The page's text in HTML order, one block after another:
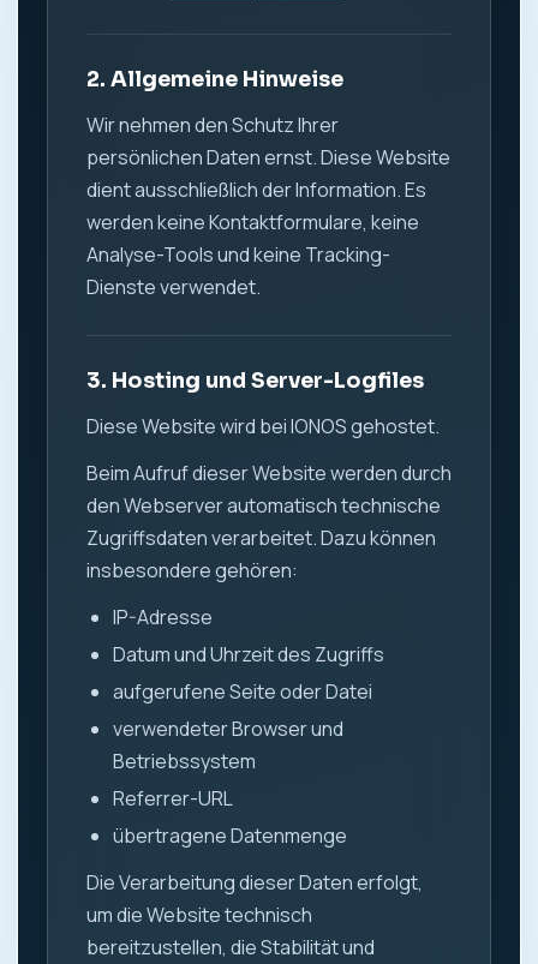
2. Allgemeine Hinweise
Wir nehmen den Schutz Ihrer
persönlichen Daten ernst. Diese Website
dient ausschließlich der Information. Es
werden keine Kontaktformulare, keine
Analyse-Tools und keine Tracking-
Dienste verwendet.
3. Hosting und Server-Logfiles
Diese Website wird bei IONOS gehostet.
Beim Aufruf dieser Website werden durch
den Webserver automatisch technische
Zugriffsdaten verarbeitet. Dazu können
insbesondere gehören:
IP-Adresse
Datum und Uhrzeit des Zugriffs
aufgerufene Seite oder Datei
verwendeter Browser und
Betriebssystem
Referrer-URL
übertragene Datenmenge
Die Verarbeitung dieser Daten erfolgt,
um die Website technisch
bereitzustellen, die Stabilität und